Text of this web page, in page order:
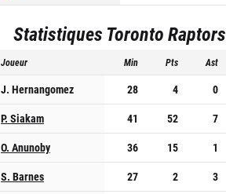
Statistiques Toronto Raptors
Joueur Min Pts Ast
J. Hernangomez 28 4 0
P. Siakam
41 52 7
O. Anunoby
36 15 1
S. Barnes
27 2 3